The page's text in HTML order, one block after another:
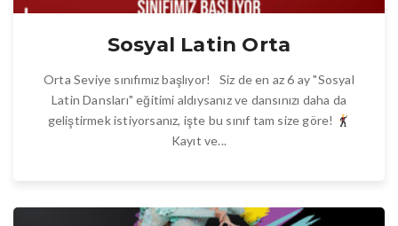
Sosyal Latin Orta
Orta Seviye sınıfımız başlıyor! Siz de en az 6 ay "Sosyal
Latin Dansları" eğitimi aldıysanız ve dansınızı daha da
geliştirmek istiyorsanız, işte bu sınıf tam size göre!
Kayıt ve...